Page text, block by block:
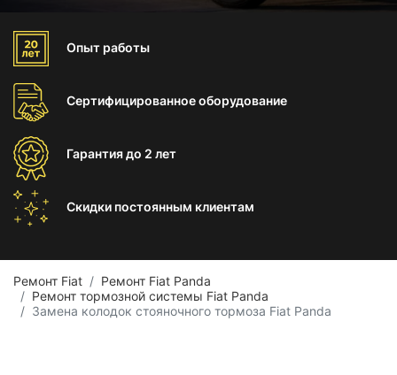
Опыт работы
Сертифицированноеоборудование
Гарантиядо 2 лет
Скидки постоянным клиентам
Ремонт Fiat
Ремонт Fiat Panda
Ремонт тормозной системы Fiat Panda
Замена колодок стояночного тормоза Fiat Panda